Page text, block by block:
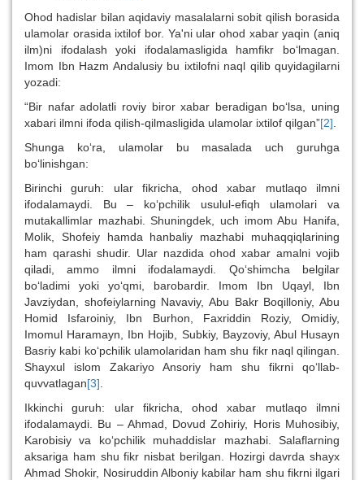
Ohod hadislar bilan aqidaviy masalalarni sobit qilish borasida
ulamolar orasida ixtilof bor. Ya'ni ular ohod xabar yaqin (aniq
ilm)ni ifodalash yoki ifodalamasligida hamfikr bo‘lmagan.
Imom Ibn Hazm Andalusiy bu ixtilofni naql qilib quyidagilarni
yozadi:
“Bir nafar adolatli roviy biror xabar beradigan bo‘lsa, uning
xabari ilmni ifoda qilish-qilmasligida ulamolar ixtilof qilgan”[2]
Shunga ko‘ra, ulamolar bu masalada uch guruhga
bo‘linishgan:
Birinchi guruh: ular fikricha, ohod xabar mutlaqo ilmni
ifodalamaydi. Bu – ko‘pchilik usulul-efiqh ulamolari va
mutakallimlar mazhabi. Shuningdek, uch imom Abu Hanifa,
Molik, Shofeiy hamda hanbaliy mazhabi muhaqqiqlarining
ham qarashi shudir. Ular nazdida ohod xabar amalni vojib
qiladi, ammo ilmni ifodalamaydi. Qo‘shimcha belgilar
bo‘ladimi yoki yo‘qmi, barobardir. Imom Ibn Uqayl, Ibn
Javziydan, shofeiylarning Navaviy, Abu Bakr Boqilloniy, Abu
Homid Isfaroiniy, Ibn Burhon, Faxriddin Roziy, Omidiy,
Imomul Haramayn, Ibn Hojib, Subkiy, Bayzoviy, Abul Husayn
Basriy kabi ko‘pchilik ulamolaridan ham shu fikr naql qilingan.
Shayxul islom Zakariyo Ansoriy ham shu fikrni qo‘llab-
quvvatlagan[3]
Ikkinchi guruh: ular fikricha, ohod xabar mutlaqo ilmni
ifodalamaydi. Bu – Ahmad, Dovud Zohiriy, Horis Muhosibiy,
Karobisiy va ko‘pchilik muhaddislar mazhabi. Salaflarning
aksariga ham shu fikr nisbat berilgan. Hozirgi davrda shayx
Ahmad Shokir, Nosiruddin Alboniy kabilar ham shu fikrni ilgari